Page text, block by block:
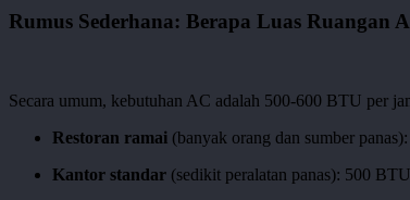
Rumus Sederhana: Berapa Luas Ruangan
Secara umum, kebutuhan AC adalah 500-600 BTU per
Restoran ramai (banyak orang dan sumber
Kantor standar (sedikit peralatan panas): 500